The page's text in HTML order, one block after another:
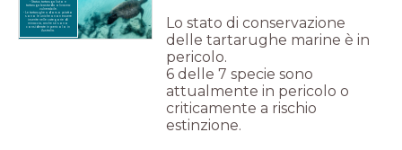
• Status tartaruga liuto e
tartaruga bastarda olivacea:
vulnerabile.
• Le tartarughe a dorso piatto
sono le uniche a non essere
inserite nelle categorie di
minaccia, anche se sono
considerate in pericolo in
Lo stato di conservazione
delle tartarughe marine è in
pericolo.
6 delle 7 specie sono
attualmente in pericolo o
criticamente a rischio
estinzione.